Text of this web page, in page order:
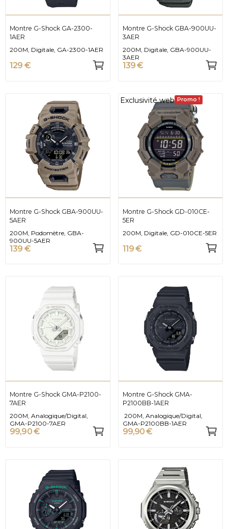
Montre G-Shock GA-2300-
1AER
200M, Digitale, GA-2300-1AER
129 €
Montre G-Shock GBA-900UU-
3AER
200M, Digitale, GBA-900UU-
3AER
139 €
Montre G-Shock GBA-900UU-
5AER
200M, Podomètre, GBA-
900UU-5AER
139 €
Exclusivité web Promo !
Montre G-Shock GD-010CE-
5ER
200M, Digitale, GD-010CE-5ER
119 €
Montre G-Shock GMA-P2100-
7AER
200M, Analogique/Digital,
GMA-P2100-7AER
99,90 €
Montre G-Shock GMA-
P2100BB-1AER
200M, Analogique/Digital,
GMA-P2100BB-1AER
99,90 €